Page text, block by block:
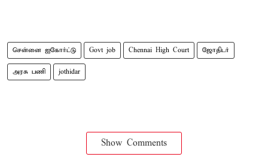
சென்னை ஐகோர்ட்டு Govt job Chennai High Court ஜோதிடர்
அரசு பணி jothidar
Show Comments